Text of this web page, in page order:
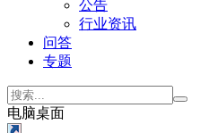
公告
行业资讯
问答
专题
电脑桌面